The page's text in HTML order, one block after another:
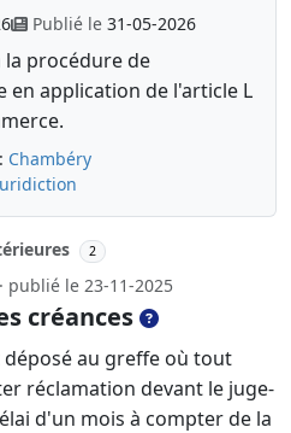
Publié le 31-05-2026
procédure de
en application de l'article L
Chambéry
2
publié le 23-11-2025
créances
déposé au greffe où tout
réclamation devant le juge-
d'un mois à compter de la